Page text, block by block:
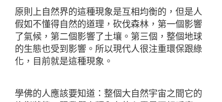
原則上自然界的這種現象是互相均衡的，但是人
假如不懂得自然的道理，砍伐森林，第一個影響
了氣候，第二個影響了土壤。第三個，整個地球
的生態也受到影響。所以現代人很注重環保跟綠
化，目前就是這種現象。
學佛的人應該要知道：整個大自然宇宙之間它的